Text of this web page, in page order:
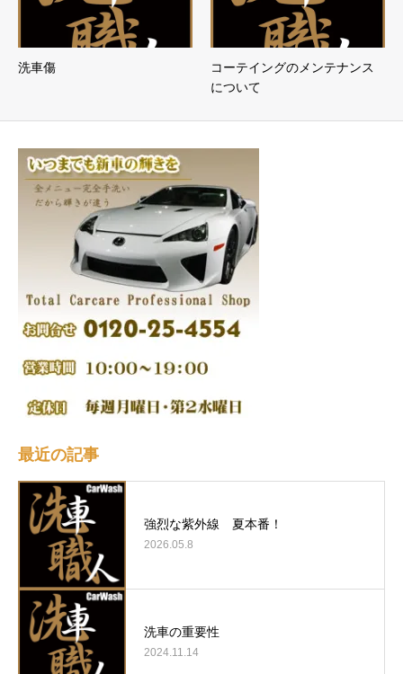
洗車傷
コーテイングのメンテナンス
について
最近の記事
強烈な紫外線 夏本番！
2026.05.8
洗車の重要性
2024.11.14